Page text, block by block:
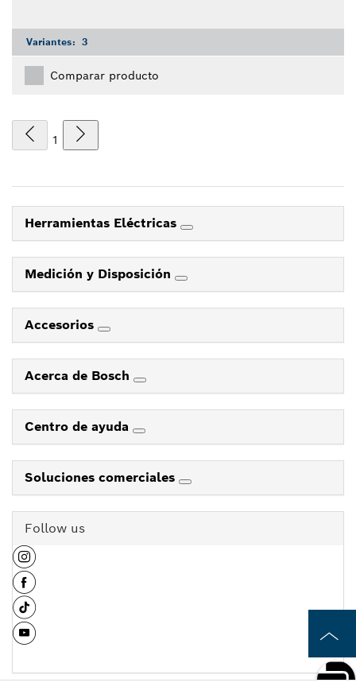
Variantes: 3
Comparar producto
1
Herramientas Eléctricas
Medición y Disposición
Accesorios
Acerca de Bosch
Centro de ayuda
Soluciones comerciales
Follow us